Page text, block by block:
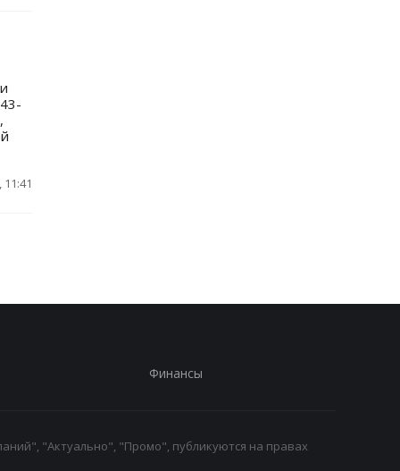
Финансы
"Актуально", "Промо", публикуются на правах